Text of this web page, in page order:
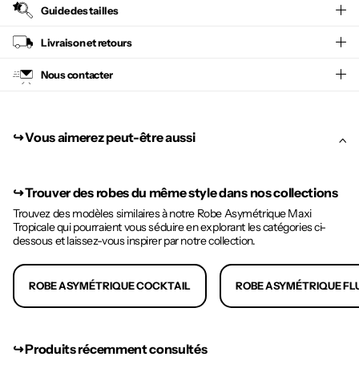
Guide des tailles
Livraison et retours
Nous contacter
↪︎ Vous aimerez peut-être aussi
↪︎Trouver des robes du même style dans nos collections
Trouvez des modèles similaires à notre Robe Asymétrique Maxi
Tropicale qui pourraient vous séduire en explorant les catégories ci-
dessous et laissez-vous inspirer par notre collection.
ROBE ASYMÉTRIQUE COCKTAIL ROBE ASYMÉTRIQUE
↪︎ Produits récemment consultés